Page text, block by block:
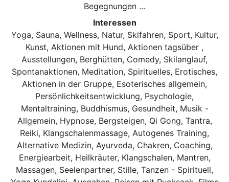
Begegnungen ...
Interessen
Yoga, Sauna, Wellness, Natur, Skifahren, Sport, Kultur,
Kunst, Aktionen mit Hund, Aktionen tagsüber ,
Ausstellungen, Berghütten, Comedy, Skilanglauf,
Spontanaktionen, Meditation, Spirituelles, Erotisches,
Aktionen in der Gruppe, Esoterisches allgemein,
Persönlichkeitsentwicklung, Psychologie,
Mentaltraining, Buddhismus, Gesundheit, Musik -
Allgemein, Hypnose, Bergsteigen, Qi Gong, Tantra,
Reiki, Klangschalenmassage, Autogenes Training,
Alternative Medizin, Ayurveda, Chakren, Coaching,
Energiearbeit, Heilkräuter, Klangschalen, Mantren,
Massagen, Seelenpartner, Stille, Tanzen - Spirituell,